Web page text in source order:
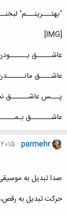
"بهتـــرینـــم"
[IMG]
عاشـــــق
عاشــــق
پـــس عاشــــــق
عاشـــــــق
parmehr
صدا تبدیل به
حرکت تبدیل به رقص،